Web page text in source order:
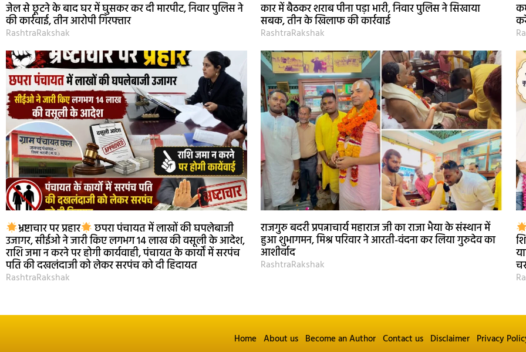
जेल से छूटने के बाद घर में घुसकर कर दी मारपीट, निवार पुलिस ने
की कार्रवाई, तीन आरोपी गिरफ्तार
RashtraRakshak
कार में बैठकर शराब पीना पड़ा भारी, निवार पुलिस ने सिखाया
सबक, तीन के खिलाफ की कार्रवाई
RashtraRakshak
भ्रष्टाचार पर प्रहार छपरा पंचायत में लाखों की घपलेबाजी
उजागर, सीईओ ने जारी किए लगभग 14 लाख की वसूली के आदेश,
राशि जमा न करने पर होगी कार्यवाही, पंचायत के कार्यों में सरपंच
पति की दखलंदाजी को लेकर सरपंच को दी हिदायत
RashtraRakshak
राजगुरु बदरी प्रपन्नाचार्य महाराज जी का राजा भैया के संस्थान में
हुआ शुभागमन, मिश्र परिवार ने आरती-वंदना कर लिया गुरुदेव का
आशीर्वाद
RashtraRakshak
Home About us Become an Author Contact us Disclaimer Privacy